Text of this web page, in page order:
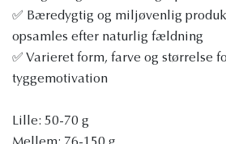
✅ Bæredygtig og miljøvenlig
opsamles efter naturlig fældning
✅ Varieret form, farve og størrelse
tyggemotivation
Lille: 50-70 g